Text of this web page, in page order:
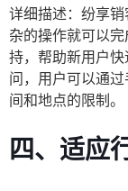
详细描述：纷享
杂的操作就可以
持，帮助新用户
问，用户可以通
间和地点的限制。
四、适应